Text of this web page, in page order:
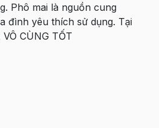
Phô mai là nguồn cung
đình yêu thích sử dụng. Tại
CÙNG TỐT